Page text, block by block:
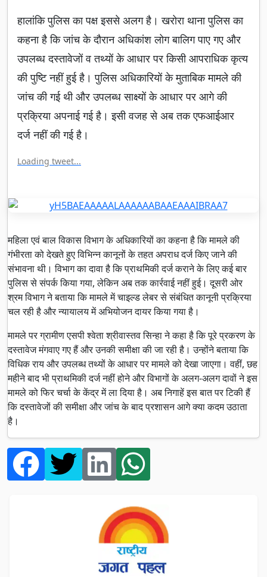
हालांकि पुलिस का पक्ष इससे अलग है। खरोरा थाना पुलिस का
कहना है कि जांच के दौरान अधिकांश लोग बालिग पाए गए और
उपलब्ध दस्तावेजों व तथ्यों के आधार पर किसी आपराधिक कृत्य
की पुष्टि नहीं हुई है। पुलिस अधिकारियों के मुताबिक मामले की
जांच की गई थी और उपलब्ध साक्ष्यों के आधार पर आगे की
प्रक्रिया अपनाई गई है। इसी वजह से अब तक एफआईआर
दर्ज नहीं की गई है।
Loading tweet...
महिला एवं बाल विकास विभाग के अधिकारियों का कहना है कि मामले की
गंभीरता को देखते हुए विभिन्न कानूनों के तहत अपराध दर्ज किए जाने की
संभावना थी। विभाग का दावा है कि प्राथमिकी दर्ज कराने के लिए कई बार
पुलिस से संपर्क किया गया, लेकिन अब तक कार्रवाई नहीं हुई। दूसरी ओर
श्रम विभाग ने बताया कि मामले में चाइल्ड लेबर से संबंधित कानूनी प्रक्रिया
चल रही है और न्यायालय में अभियोजन दायर किया गया है।
मामले पर ग्रामीण एसपी श्वेता श्रीवास्तव सिन्हा ने कहा है कि पूरे प्रकरण के
दस्तावेज मंगवाए गए हैं और उनकी समीक्षा की जा रही है। उन्होंने बताया कि
विधिक राय और उपलब्ध तथ्यों के आधार पर मामले को देखा जाएगा। वहीं, छह
महीने बाद भी प्राथमिकी दर्ज नहीं होने और विभागों के अलग-अलग दावों ने इस
मामले को फिर चर्चा के केंद्र में ला दिया है। अब निगाहें इस बात पर टिकी हैं
कि दस्तावेजों की समीक्षा और जांच के बाद प्रशासन आगे क्या कदम उठाता
है।